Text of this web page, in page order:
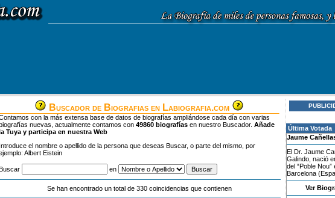
Buscador de Biografias en Labiografia.com
con la más extensa base de datos de biografías ampliándose cada día con varias
nuevas, actualmente contamos con 49860 biografías en nuestro Buscador. Añade
Tuya y participa en nuestra Web
Introduce el nombre o apellido de la persona que deseas Buscar, o parte del mismo, por
Albert Eistein
en
Se han encontrado un total de 330 coincidencias que contienen
Última Votada
Jaume
El Dr. Jaume
Galindo, nació
del “Poble Nou”
Barcelona
Ver